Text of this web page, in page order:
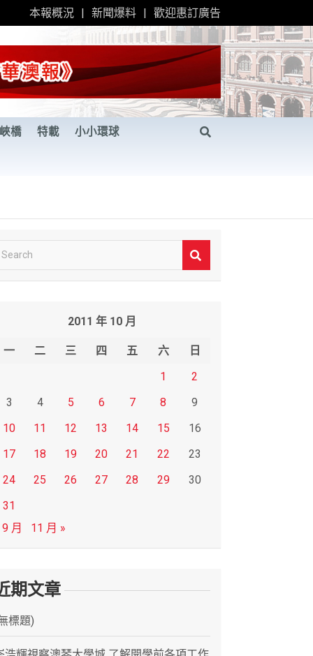
本報概況 新聞爆料 歡迎惠訂廣告
橋 特載 小小環球
2011 年 10 月
一 二 三 四 五 六
日
1
2
3
4 5 6 7 8
9
10
11 12 13 14 15
16
17
18 19 20 21 22
23
24
25 26 27 28 29
30
31
月
11 月 »
期文章
標題)